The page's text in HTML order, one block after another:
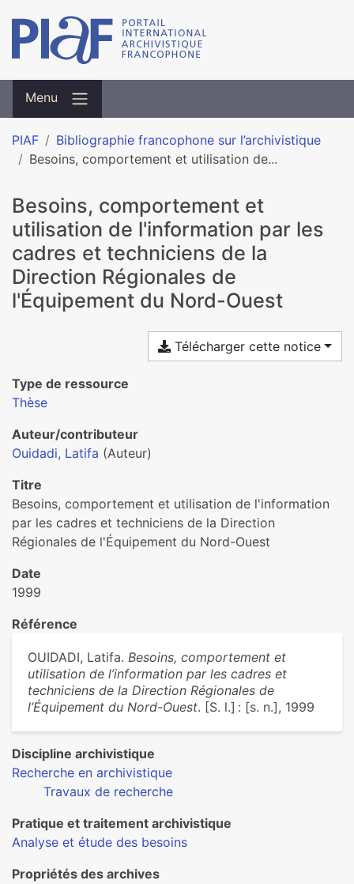
Menu
PIAF
Bibliographie francophone sur l’archivistique
Besoins, comportement et utilisation de...
Besoins, comportement et
utilisation de l'information par les
cadres et techniciens de la
Direction Régionales de
l'Équipement du Nord-Ouest
Télécharger cette notice
Type de ressource
Thèse
Auteur/contributeur
Ouidadi, Latifa (Auteur)
Titre
Besoins, comportement et utilisation de l'information
par les cadres et techniciens de la Direction
Régionales de l'Équipement du Nord-Ouest
Date
1999
Référence
OUIDADI, Latifa. Besoins, comportement et
utilisation de l’information par les cadres et
techniciens de la Direction Régionales de
l’Équipement du Nord-Ouest. [S. l.] : [s. n.], 1999
Discipline archivistique
Recherche en archivistique
Travaux de recherche
Pratique et traitement archivistique
Analyse et étude des besoins
Propriétés des archives